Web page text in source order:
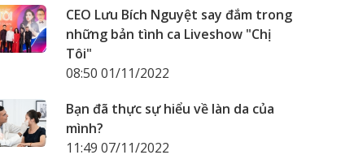
CEO Lưu Bích Nguyệt say đắm trong
những bản tình ca Liveshow "Chị
Tôi"
08:50 01/11/2022
Bạn đã thực sự hiểu về làn da của
mình?
11:49 07/11/2022